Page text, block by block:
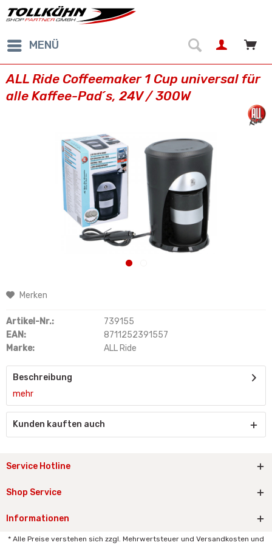
MENÜ
ALL Ride Coffeemaker 1 Cup universal für
alle Kaffee-Pad´s, 24V / 300W
Merken
Artikel-Nr.:
739155
EAN:
8711252391557
Marke:
ALL Ride
Beschreibung
mehr
Kunden kauften auch
Service Hotline
Shop Service
Informationen
* Alle Preise verstehen sich zzgl. Mehrwertsteuer und Versandkosten und